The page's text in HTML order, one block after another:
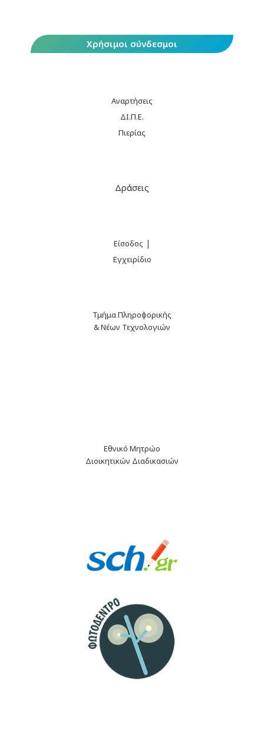
Χρήσιμοι σύνδεσμοι
Αναρτήσεις
ΔΙ.Π.Ε.
Πιερίας
Δράσεις
Είσοδος |
Εγχειρίδιο
Τμήμα Πληροφορικής
& Νέων Τεχνολογιών
Εθνικό Μητρώο
Διοικητικών Διαδικασιών